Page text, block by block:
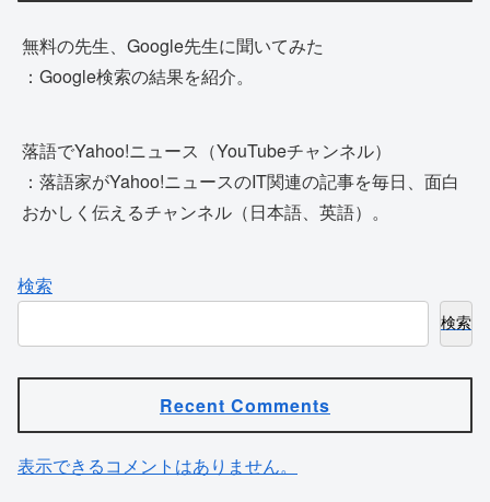
無料の先生、Google先生に聞いてみた
：Google検索の結果を紹介。
落語でYahoo!ニュース（YouTubeチャンネル）
：落語家がYahoo!ニュースのIT関連の記事を毎日、面白
おかしく伝えるチャンネル（日本語、英語）。
検索
検索
Recent Comments
表示できるコメントはありません。